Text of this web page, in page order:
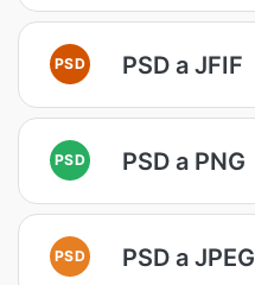
PSD PSD a JFIF
PSD PSD a PNG
PSD PSD a JPEG